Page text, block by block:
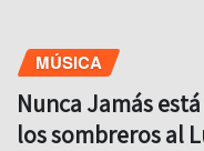
MÚSICA
Nunca Jamás
los sombreros al